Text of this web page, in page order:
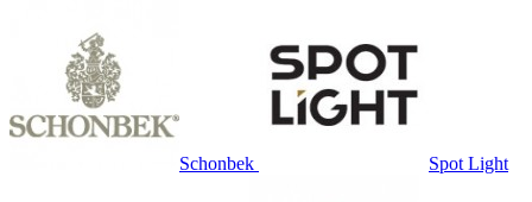
Schonbek Spot Light